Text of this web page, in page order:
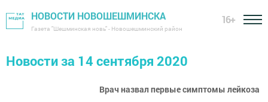
НОВОСТИ НОВОШЕШМИНСКА
Газета "Шешминская новь" - Новошешминский район
16+
Новости за 14 сентября 2020
Врач назвал первые симптомы лейкоза